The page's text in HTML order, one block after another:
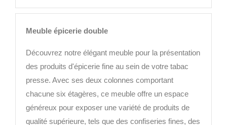
Meuble épicerie double
Découvrez notre élégant meuble pour la présentation
des produits d'épicerie fine au sein de votre tabac
presse. Avec ses deux colonnes comportant
chacune six étagères, ce meuble offre un espace
généreux pour exposer une variété de produits de
qualité supérieure, tels que des confiseries fines, des